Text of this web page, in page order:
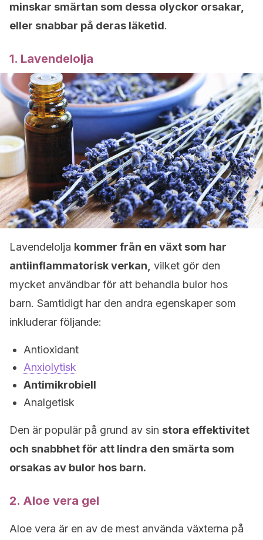
minskar smärtan som dessa olyckor orsakar,
eller snabbar på deras läketid.
1. Lavendelolja
Lavendelolja kommer från en växt som har
antiinflammatorisk verkan, vilket gör den
mycket användbar för att behandla bulor hos
barn. Samtidigt har den andra egenskaper som
inkluderar följande:
Antioxidant
Anxiolytisk
Antimikrobiell
Analgetisk
Den är populär på grund av sin stora effektivitet
och snabbhet för att lindra den smärta som
orsakas av bulor hos barn.
2. Aloe vera gel
Aloe vera är en av de mest använda växterna på